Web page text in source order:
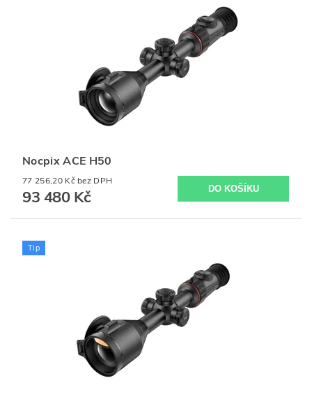
Nocpix ACE H50
77 256,20 Kč bez DPH
93 480 Kč
Tip